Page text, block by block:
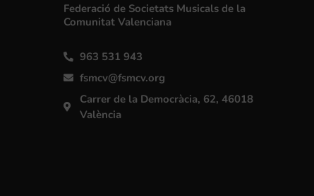
Federació de Societats Musicals de la
Comunitat Valenciana
963 531 943
fsmcv@fsmcv.org
Carrer de la Democràcia, 62, 46018
València